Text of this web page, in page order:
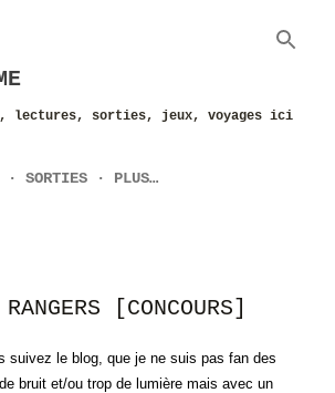
lectures, sorties, jeux, voyages ici
SORTIES PLUS…
[CONCOURS]
suivez le blog, que je ne suis pas fan des
bruit et/ou trop de lumière mais avec un